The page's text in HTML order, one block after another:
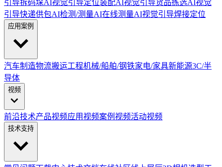
引导拆码垛AI视觉引导定位装配AI视觉引导货品拣选AI视觉
引导快递供包AI检测/测量AI在线测量AI视觉引导焊接定位
应用案例
汽车制造物流搬运工程机械/船舶/钢铁家电/家具新能源3C/半
导体
视频
前沿技术产品视频应用视频案例视频活动视频
技术支持